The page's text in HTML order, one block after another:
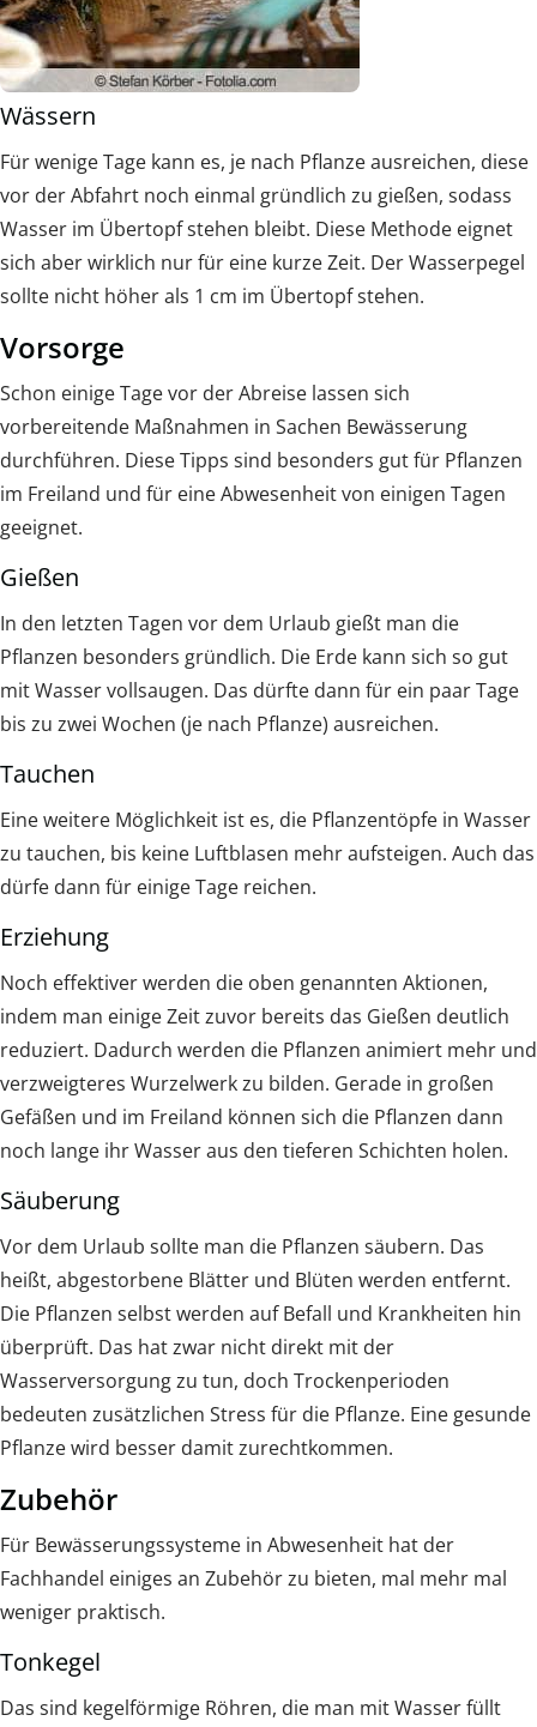
Wässern
Für wenige Tage kann es, je nach Pflanze ausreichen, diese
vor der Abfahrt noch einmal gründlich zu gießen, sodass
Wasser im Übertopf stehen bleibt. Diese Methode eignet
sich aber wirklich nur für eine kurze Zeit. Der Wasserpegel
sollte nicht höher als 1 cm im Übertopf stehen.
Vorsorge
Schon einige Tage vor der Abreise lassen sich
vorbereitende Maßnahmen in Sachen Bewässerung
durchführen. Diese Tipps sind besonders gut für Pflanzen
im Freiland und für eine Abwesenheit von einigen Tagen
geeignet.
Gießen
In den letzten Tagen vor dem Urlaub gießt man die
Pflanzen besonders gründlich. Die Erde kann sich so gut
mit Wasser vollsaugen. Das dürfte dann für ein paar Tage
bis zu zwei Wochen (je nach Pflanze) ausreichen.
Tauchen
Eine weitere Möglichkeit ist es, die Pflanzentöpfe in Wasser
zu tauchen, bis keine Luftblasen mehr aufsteigen. Auch das
dürfe dann für einige Tage reichen.
Erziehung
Noch effektiver werden die oben genannten Aktionen,
indem man einige Zeit zuvor bereits das Gießen deutlich
reduziert. Dadurch werden die Pflanzen animiert mehr und
verzweigteres Wurzelwerk zu bilden. Gerade in großen
Gefäßen und im Freiland können sich die Pflanzen dann
noch lange ihr Wasser aus den tieferen Schichten holen.
Säuberung
Vor dem Urlaub sollte man die Pflanzen säubern. Das
heißt, abgestorbene Blätter und Blüten werden entfernt.
Die Pflanzen selbst werden auf Befall und Krankheiten hin
überprüft. Das hat zwar nicht direkt mit der
Wasserversorgung zu tun, doch Trockenperioden
bedeuten zusätzlichen Stress für die Pflanze. Eine gesunde
Pflanze wird besser damit zurechtkommen.
Zubehör
Für Bewässerungssysteme in Abwesenheit hat der
Fachhandel einiges an Zubehör zu bieten, mal mehr mal
weniger praktisch.
Tonkegel
Das sind kegelförmige Röhren, die man mit Wasser füllt